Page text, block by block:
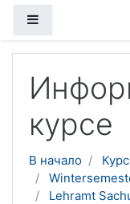
курсе
В начало
Lehramt